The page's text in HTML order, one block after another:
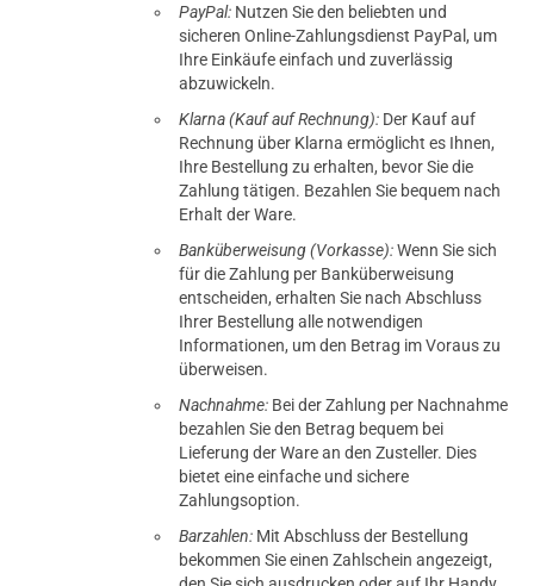
PayPal: Nutzen Sie den beliebten und
sicheren Online-Zahlungsdienst PayPal, um
Ihre Einkäufe einfach und zuverlässig
abzuwickeln.
Klarna (Kauf auf Rechnung): Der Kauf auf
Rechnung über Klarna ermöglicht es Ihnen,
Ihre Bestellung zu erhalten, bevor Sie die
Zahlung tätigen. Bezahlen Sie bequem nach
Erhalt der Ware.
Banküberweisung (Vorkasse):Wenn Sie sich
für die Zahlung per Banküberweisung
entscheiden, erhalten Sie nach Abschluss
Ihrer Bestellung alle notwendigen
Informationen, um den Betrag im Voraus zu
überweisen.
Nachnahme: Bei der Zahlung per Nachnahme
bezahlen Sie den Betrag bequem bei
Lieferung der Ware an den Zusteller. Dies
bietet eine einfache und sichere
Zahlungsoption.
Barzahlen: Mit Abschluss der Bestellung
bekommen Sie einen Zahlschein angezeigt,